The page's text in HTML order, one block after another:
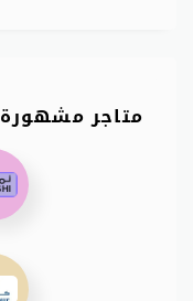
متاجر مشهورة